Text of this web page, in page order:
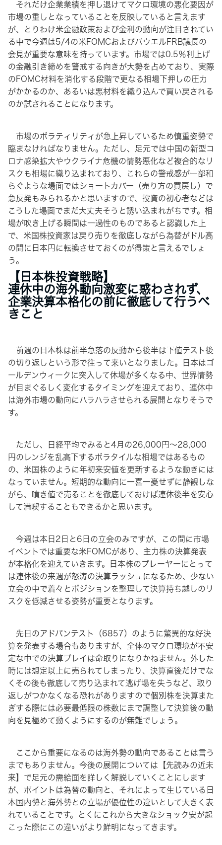
それだけ企業業績を押し退けてマクロ環境の悪化要因が
市場の重しとなっていることを反映していると言えます
が、とりわけ米金融政策および金利の動向が注目されてい
る中で今週は5/4の米FOMCおよびパウエルFRB議長の
会見が重要な意味を持っています。市場では0.5％利上げ
の金融引き締めを警戒する向きが大勢を占めており、実際
のFOMC材料を消化する段階で更なる相場下押しの圧力
がかかるのか、あるいは悪材料を織り込んで買い戻される
のか試されることになります。
市場のボラティリティが急上昇しているため慎重姿勢で
臨まなければなりません。ただし、足元では中国の新型コ
ロナ感染拡大やウクライナ危機の情勢悪化など複合的なリ
スクも相場に織り込まれており、これらの警戒感が一部和
らぐような場面ではショートカバー（売り方の買戻し）で
急反発もみられるかと思いますので、投資の初心者などは
こうした場面でまだ大丈夫そうと誘い込まれがちです。相
場が吹き上げる瞬間は一過性のものであると認識した上
で、米国株投資家は戻り売りを徹底しながら為替がドル高
の間に日本円に転換させておくのが得策と言えるでしょ
う。
【日本株投資戦略】
連休中の海外動向激変に惑わされず、
企業決算本格化の前に徹底して行うべ
きこと
前週の日本株は前半急落の反動から後半は下値テスト後
の切り返しという形で往って来いとなりました。日本はゴ
ールデンウィークに突入して休場が多くなる中、世界情勢
が目まぐるしく変化するタイミングを迎えており、連休中
は海外市場の動向にハラハラさせられる展開となりそうで
す。
ただし、日経平均でみると4月の26,000円～28,000
円のレンジを乱高下するボラタイルな相場ではあるもの
の、米国株のように年初来安値を更新するような動きには
なっていません。短期的な動向に一喜一憂せずに静観しな
がら、噴き値で売ることを徹底しておけば連休後半を安心
して満喫することもできるかと思います。
今週は本日2日と6日の立会のみですが、この間に市場
イベントでは重要な米FOMCがあり、主力株の決算発表
が本格化を迎えていきます。日本株のプレーヤーにとって
は連休後の来週が怒涛の決算ラッシュになるため、少ない
立会の中で着々とポジションを整理して決算持ち越しのリ
スクを低減させる姿勢が重要となります。
先日のアドバンテスト（6857）のように驚異的な好決
算を発表する場合もありますが、全体のマクロ環境が不安
定な中での決算プレイは命取りになりかねません。外した
時には想定以上に売られてしまったり、決算直後だけでな
くその後も徹底して売り込まれて逃げ場を失うなど、取り
返しがつかなくなる恐れがありますので個別株を決算また
ぎする際には必要最低限の株数にまで調整して決算後の動
向を見極めて動くようにするのが無難でしょう。
ここから重要になるのは海外勢の動向であることは言う
までもありません。今後の展開については【先読みの近未
来】で足元の需給面を詳しく解説していくことにします
が、ポイントは為替の動向と、それによって生じている日
本国内勢と海外勢との立場が優位性の違いとして大きく表
れていることです。とくにこれから大きなショック安が起
こった際にこの違いがより鮮明になってきます。